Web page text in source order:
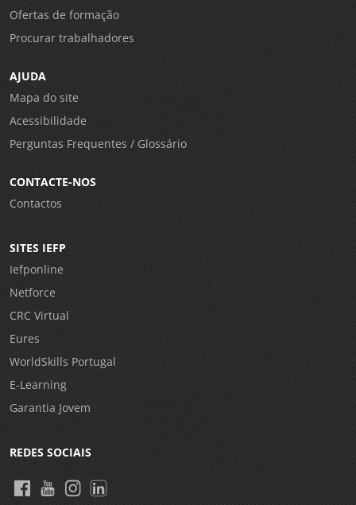
Ofertas de formação
Procurar trabalhadores
AJUDA
Mapa do site
Acessibilidade
Perguntas Frequentes / Glossário
CONTACTE-NOS
Contactos
SITES IEFP
Iefponline
Netforce
CRC Virtual
Eures
WorldSkills Portugal
E-Learning
Garantia Jovem
REDES SOCIAIS